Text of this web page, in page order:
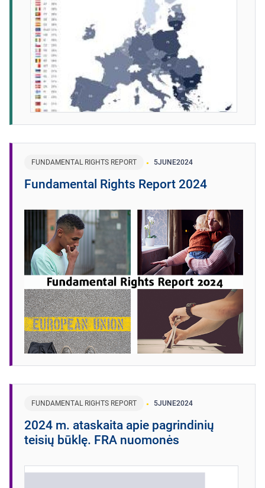
FUNDAMENTAL RIGHTS REPORT 5JUNE2024
Fundamental Rights Report 2024
FUNDAMENTAL RIGHTS REPORT 5JUNE2024
2024 m. ataskaita apie pagrindinių
teisių būklę. FRA nuomonės